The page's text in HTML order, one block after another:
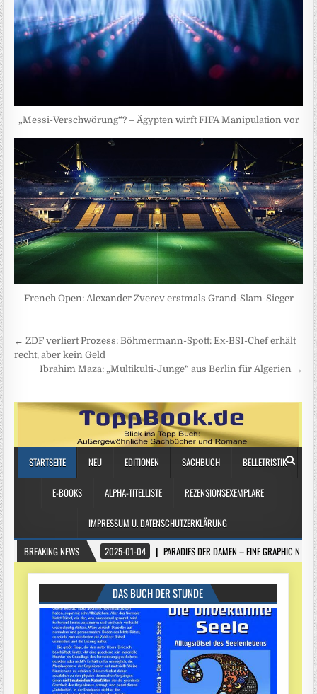
„Messi-Verschwörung“? – Ägypten wirft FIFA Manipulation vor
French Open: Alexander Zverev erstmals Grand-Slam-Sieger
Beitragsnavigation
← ZDF verliert Prozess: Böhmermann-Spott: Ex-BSI-Chef erhält
recht, aber kein Geld
Ibrahim Maza: „Multikulti-Junge“ aus Berlin für Algerien →